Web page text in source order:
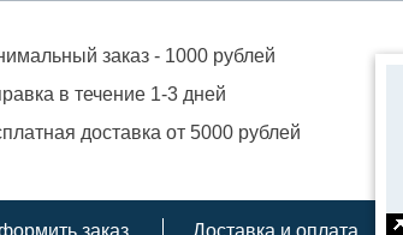
заказ - 1000 рублей
в течение 1-3 дней
доставка от 5000 рублей
заказ Доставка и оплата